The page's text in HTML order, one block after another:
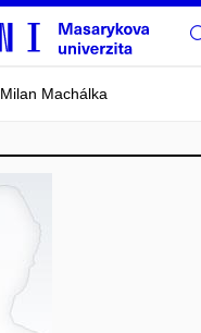
Milan Machálka